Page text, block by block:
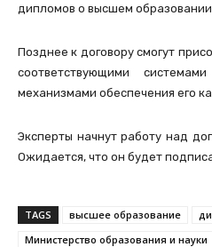
дипломов о высшем образовании.
Позднее к договору смогут
соответствующими
механизмами обеспечения его
Эксперты начнут работу над
Ожидается, что он будет
TAGS высшее образование
Министерство образования и науки